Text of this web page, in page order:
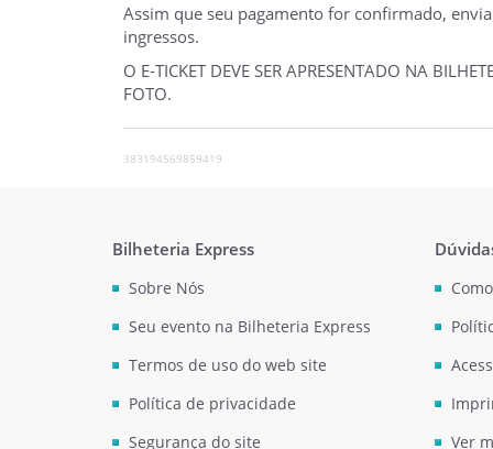
Assim que seu pagamento for confirmado,
ingressos.
O E-TICKET DEVE SER APRESENTADO NA
FOTO.
383194569859419
Bilheteria Express
Sobre Nós
Seu evento na Bilheteria Express
Termos de uso do web site
Política de privacidade
Segurança do site
Ver